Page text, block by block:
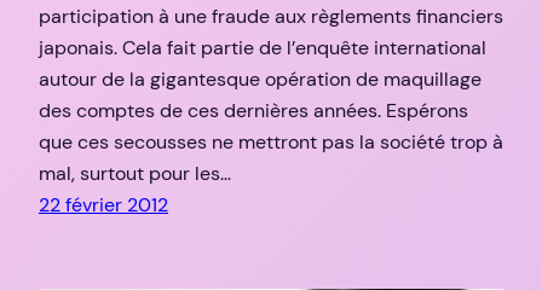
participation à une fraude aux règlements financiers
japonais. Cela fait partie de l’enquête international
autour de la gigantesque opération de maquillage
des comptes de ces dernières années. Espérons
que ces secousses ne mettront pas la société trop à
mal, surtout pour les…
22 février 2012